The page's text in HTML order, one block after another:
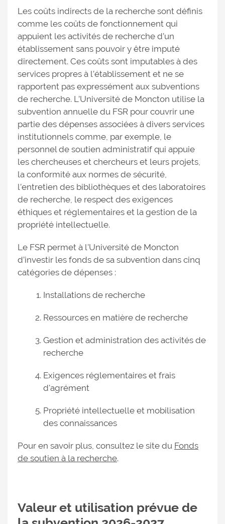
Les coûts indirects de la recherche sont définis
comme les coûts de fonctionnement qui
appuient les activités de recherche d’un
établissement sans pouvoir y être imputé
directement. Ces coûts sont imputables à des
services propres à l’établissement et ne se
rapportent pas expressément aux subventions
de recherche. L’Université de Moncton utilise la
subvention annuelle du FSR pour couvrir une
partie des dépenses associées à divers services
institutionnels comme, par exemple, le
personnel de soutien administratif qui appuie
les chercheuses et chercheurs et leurs projets,
la conformité aux normes de sécurité,
l’entretien des bibliothèques et des laboratoires
de recherche, le respect des exigences
éthiques et réglementaires et la gestion de la
propriété intellectuelle.
Le FSR permet à l'Université de Moncton
d’investir les fonds de sa subvention dans cinq
catégories de dépenses :
Installations de recherche
Ressources en matière de recherche
Gestion et administration des activités de
recherche
Exigences réglementaires et frais
d'agrément
Propriété intellectuelle et mobilisation
des connaissances
Pour en savoir plus, consultez le site du Fonds
de soutien à la recherche.
Valeur et utilisation prévue de